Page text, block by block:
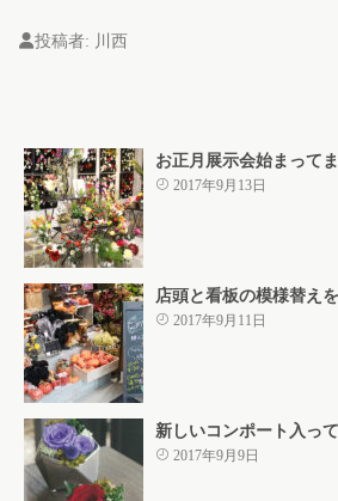
投稿者: 川西
お正月展示会始まってま
2017年9月13日
店頭と看板の模様替え
2017年9月11日
新しいコンポート入っ
2017年9月9日